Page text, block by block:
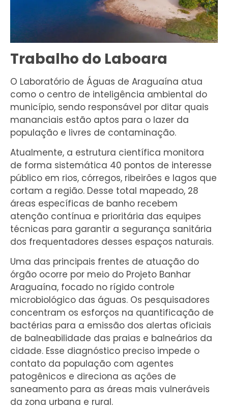
Trabalho do Laboara
O Laboratório de Águas de Araguaína atua
como o centro de inteligência ambiental do
município, sendo responsável por ditar quais
mananciais estão aptos para o lazer da
população e livres de contaminação.
Atualmente, a estrutura científica monitora
de forma sistemática 40 pontos de interesse
público em rios, córregos, ribeirões e lagos que
cortam a região. Desse total mapeado, 28
áreas específicas de banho recebem
atenção contínua e prioritária das equipes
técnicas para garantir a segurança sanitária
dos frequentadores desses espaços naturais.
Uma das principais frentes de atuação do
órgão ocorre por meio do Projeto Banhar
Araguaína, focado no rígido controle
microbiológico das águas. Os pesquisadores
concentram os esforços na quantificação de
bactérias para a emissão dos alertas oficiais
de balneabilidade das praias e balneários da
cidade. Esse diagnóstico preciso impede o
contato da população com agentes
patogênicos e direciona as ações de
saneamento para as áreas mais vulneráveis
da zona urbana e rural.